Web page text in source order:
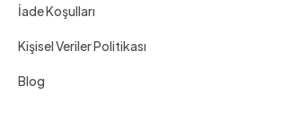
İade Koşulları
Kişisel Veriler Politikası
Blog